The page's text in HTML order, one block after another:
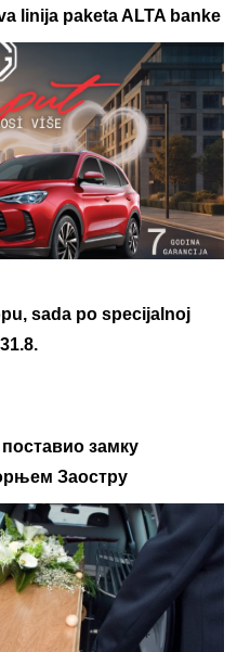
linija paketa ALTA banke
sada po specijalnoj
замку
Заостру